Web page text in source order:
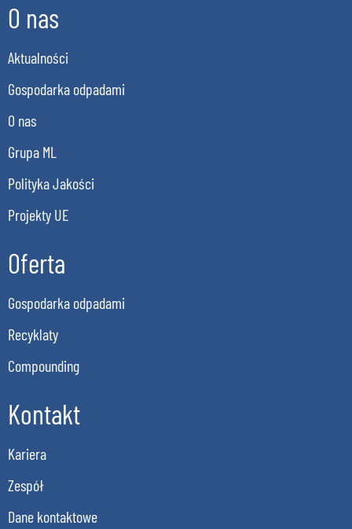
O nas
Aktualności
Gospodarka odpadami
O nas
Grupa ML
Polityka Jakości
Projekty UE
Oferta
Gospodarka odpadami
Recyklaty
Compounding
Kontakt
Kariera
Zespół
Dane kontaktowe